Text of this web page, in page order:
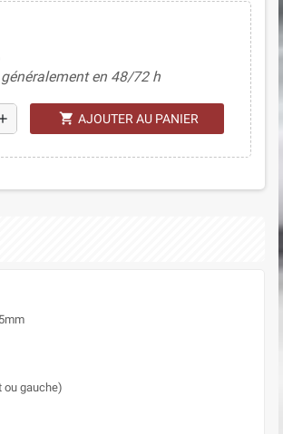
en 48/72 h
shopping_cart AJOUTER AU PANIER
ou gauche)